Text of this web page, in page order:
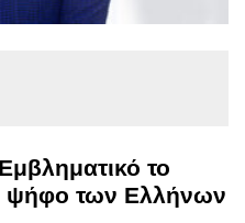
το
ψήφο των Ελλήνων